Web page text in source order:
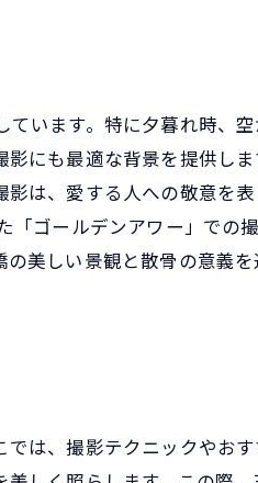
います。特に夕暮れ時、
にも最適な背景を提供し
は、愛する人への敬意を
ゴールデンアワー」での
美しい景観と散骨の意義
は、撮影テクニックやお